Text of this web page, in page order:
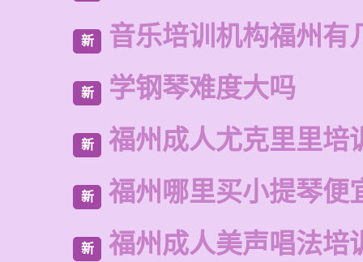
新 音乐培训机构福州有
新 学钢琴难度大吗
新 福州成人尤克里里培
新 福州哪里买小提琴便
新 福州成人美声唱法培